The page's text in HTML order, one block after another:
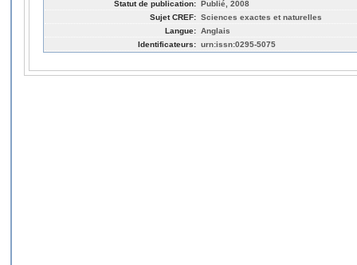
Statut de publication: Publié, 2008
Sujet CREF: Sciences exactes et naturelles
Langue: Anglais
Identificateurs: urn:issn:0295-5075